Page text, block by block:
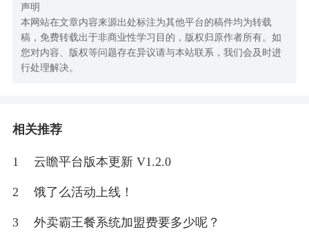
声明
本网站在文章内容来源出处标注为其他平台的稿件均为转载
稿，免费转载出于非商业性学习目的，版权归原作者所有。如
您对内容、版权等问题存在异议请与本站联系，我们会及时进
行处理解决。
相关推荐
1 云瞻平台版本更新 V1.2.0
2 饿了么活动上线！
3 外卖霸王餐系统加盟费要多少呢？